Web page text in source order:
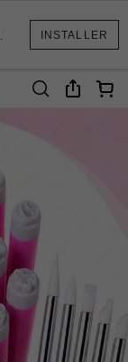
INSTALLER